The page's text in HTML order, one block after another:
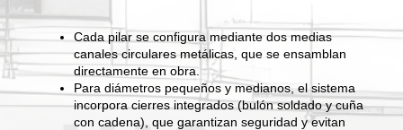
Cada pilar se configura mediante dos medias
canales circulares metálicas, que se ensamblan
directamente en obra.
Para diámetros pequeños y medianos, el sistema
incorpora cierres integrados (bulón soldado y cuña
con cadena), que garantizan seguridad y evitan